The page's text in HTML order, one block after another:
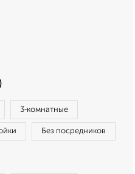
3‑комнатные
Без посредников